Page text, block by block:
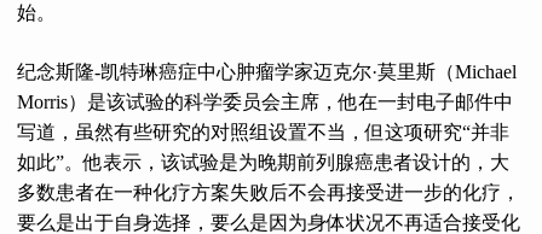
始。
纪念斯隆-凯特琳癌症中心肿瘤学家迈克尔·莫里斯（Michael
Morris）是该试验的科学委员会主席，他在一封电子邮件中
写道，虽然有些研究的对照组设置不当，但这项研究“并非
如此”。他表示，该试验是为晚期前列腺癌患者设计的，大
多数患者在一种化疗方案失败后不会再接受进一步的化疗，
要么是出于自身选择，要么是因为身体状况不再适合接受化